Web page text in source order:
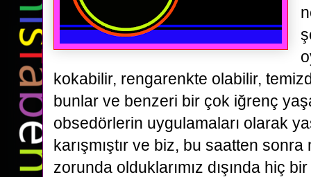
kokabilir, rengarenkte olabilir,
bunlar ve benzeri bir çok iğrenç
obsedörlerin uygulamaları olarak
karışmıştır ve biz, bu saatten
zorunda olduklarımız dışında hiç